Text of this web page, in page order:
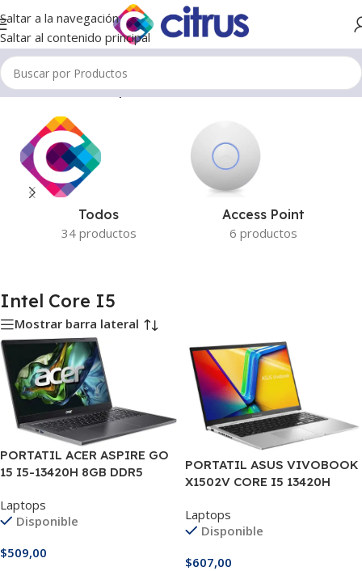
Saltar a la navegación
Saltar al contenido principal
Inicio/Productos etiquetados “Intel Core I5”
Todos
34 productos
Access Point
6 productos
Intel Core I5
Mostrar barra lateral
PORTATIL ACER ASPIRE GO
15 I5-13420H 8GB DDR5
Laptops
Disponible
$509,00
PORTATIL ASUS VIVOBOOK
X1502V CORE I5 13420H
Laptops
Disponible
$607,00